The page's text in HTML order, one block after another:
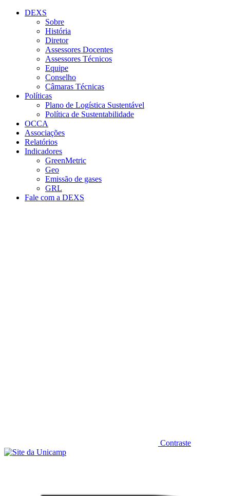
Conteúdo principal
DEXS
Sobre
História
Diretor
Assessores Docentes
Assessores Técnicos
Equipe
Conselho
Câmaras Técnicas
Políticas
Plano de Logística Sustentável
Política de Sustentabilidade
OCCA
Associações
Relatórios
Indicadores
GreenMetric
Geo
Emissão de gases
GRL
Fale com a DEXS
Contraste